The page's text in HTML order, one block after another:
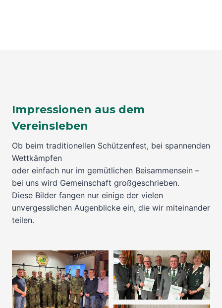
Impressionen aus dem
Vereinsleben
Ob beim traditionellen Schützenfest, bei spannenden
Wettkämpfen
oder einfach nur im gemütlichen Beisammensein –
bei uns wird Gemeinschaft großgeschrieben.
Diese Bilder fangen nur einige der vielen
unvergesslichen Augenblicke ein, die wir miteinander
teilen.